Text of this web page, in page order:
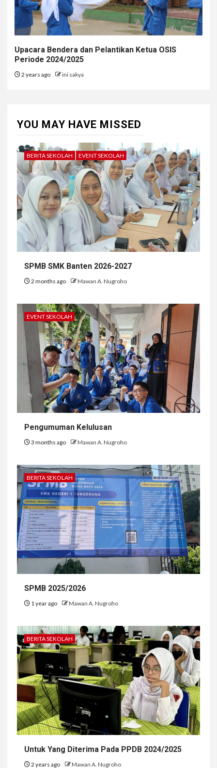
Upacara Bendera dan Pelantikan Ketua OSIS
Periode 2024/2025
2 years ago ini sakya
YOU MAY HAVE MISSED
BERITA SEKOLAH EVENT SEKOLAH
SPMB SMK Banten 2026-2027
2 months ago Mawan A. Nugroho
EVENT SEKOLAH
Pengumuman Kelulusan
3 months ago Mawan A. Nugroho
BERITA SEKOLAH
SPMB 2025/2026
1 year ago Mawan A. Nugroho
BERITA SEKOLAH
Untuk Yang Diterima Pada PPDB 2024/2025
2 years ago Mawan A. Nugroho